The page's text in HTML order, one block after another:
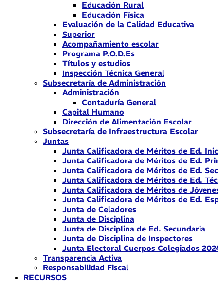
Educación Rural
Educación Física
Evaluación de la Calidad Educativa
Superior
Acompañamiento escolar
Programa P.O.D.Es
Títulos y estudios
Inspección Técnica General
Subsecretaría de Administración
Administración
Contaduría General
Capital Humano
Dirección de Alimentación Escolar
Subsecretaría de Infraestructura Escolar
Juntas
Junta Calificadora de Méritos de Ed.
Junta Calificadora de Méritos de Ed.
Junta Calificadora de Méritos de Ed.
Junta Calificadora de Méritos de Ed.
Junta Calificadora de Méritos de
Junta Calificadora de Méritos de Ed.
Junta de Celadores
Junta de Disciplina
Junta de Disciplina de Ed. Secundaria
Junta de Disciplina de Inspectores
Junta Electoral Cuerpos Colegiados
Transparencia Activa
Responsabilidad Fiscal
RECURSOS